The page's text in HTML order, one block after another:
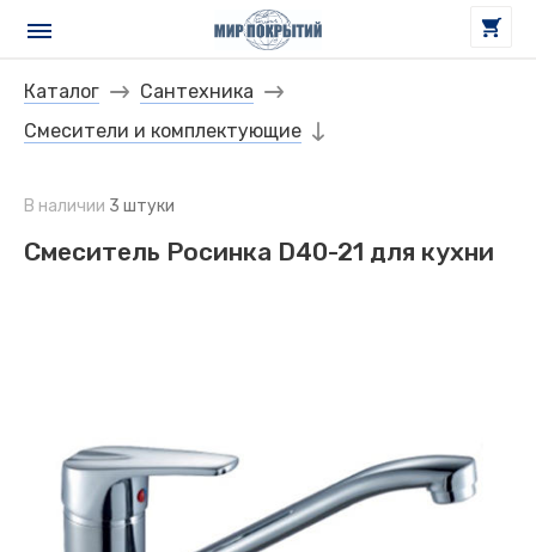
Каталог
Сантехника
Смесители и комплектующие
В наличии 3 штуки
Смеситель Росинка D40-21 для кухни